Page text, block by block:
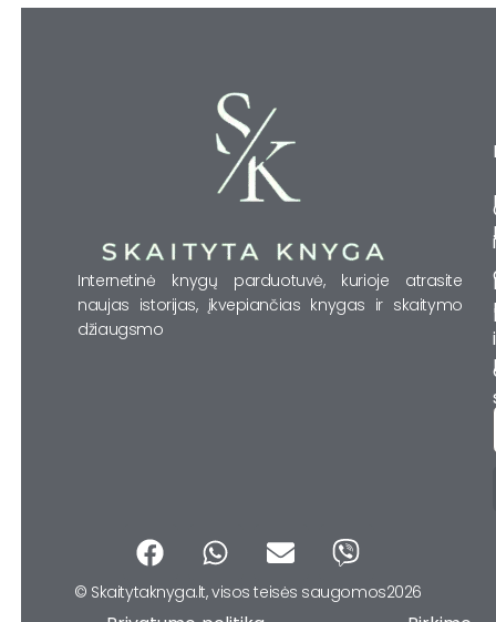
Internetinė knygų parduotuvė, kurioje atrasite
naujas istorijas, įkvepiančias knygas ir skaitymo
džiaugsmo
F
a
c
W
h
a
E
n
v
V
b
© Skaitytaknyga.lt, visos teisės saugomos2026